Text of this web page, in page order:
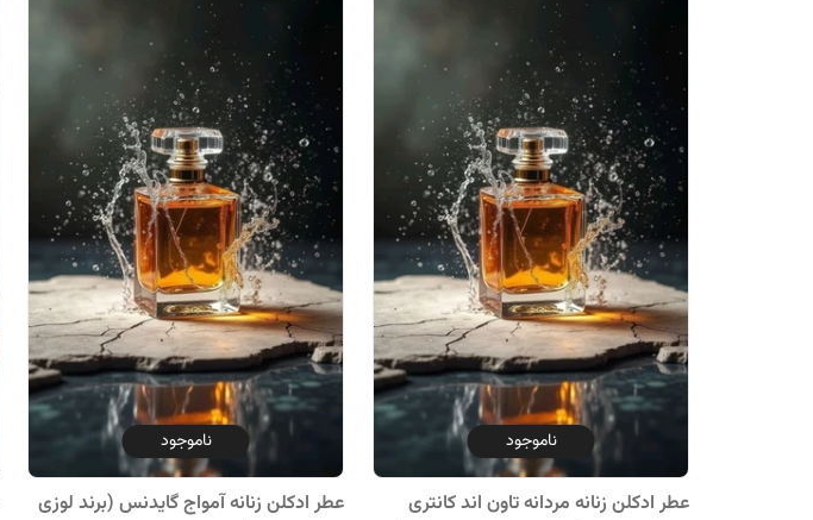
ناموجود
عطر ادکلن زنانه مردانه تاون اند کانتری
ناموجود
عطر ادکلن زنانه آمواج گایدنس (برند لوزی